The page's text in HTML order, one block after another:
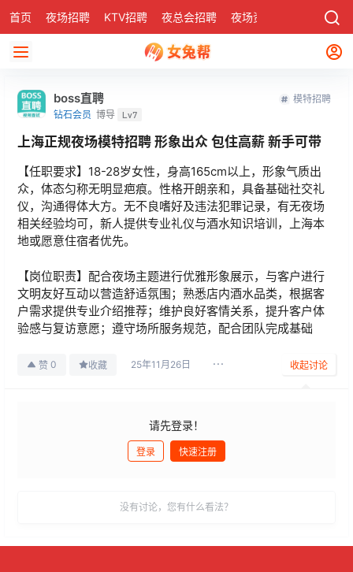
首页 夜场招聘 KTV招聘 夜总会招聘 夜场资讯 社区
boss直聘
钻石会员 博导 Lv7
模特招聘
上海正规夜场模特招聘 形象出众 包住高薪 新手可带
【任职要求】18-28岁女性，身高165cm以上，形象气质出
众，体态匀称无明显疤痕。性格开朗亲和，具备基础社交礼
仪，沟通得体大方。无不良嗜好及违法犯罪记录，有无夜场
相关经验均可，新人提供专业礼仪与酒水知识培训，上海本
地或愿意住宿者优先。
【岗位职责】配合夜场主题进行优雅形象展示，与客户进行
文明友好互动以营造舒适氛围；熟悉店内酒水品类，根据客
户需求提供专业介绍推荐；维护良好客情关系，提升客户体
验感与复访意愿；遵守场所服务规范，配合团队完成基础
赞 0 收藏 25年11月26日 收起讨论
请先登录！
登录 快速注册
没有讨论，您有什么看法？